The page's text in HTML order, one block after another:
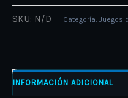
SKU: N/D Categoría: Juegos
INFORMACIÓN ADICIONAL